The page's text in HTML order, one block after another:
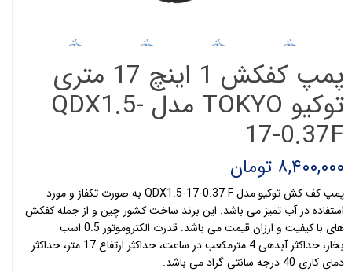
پمپ کفکش 1 اینچ 17 متری
توکیو TOKYO مدل QDX1.5-
17-0.37F
۸,۴۰۰,۰۰۰ تومان
پمپ کف کش توکیو مدل QDX1.5-17-0.37 F به صورت تکفاز و مورد
استفاده در آب تمیز می باشد. این برند ساخت کشور چین و از جمله کفکش
های با کیفیت و ارزان قیمت می باشد. قدرت الکتروموتور 0.5 اسب
بخار، حداکثر آبدهی 4 مترمکعب در ساعت، حداکثر ارتفاع 17 متر، حداکثر
دمای کاری 40 درجه سانتی گراد می باشد.